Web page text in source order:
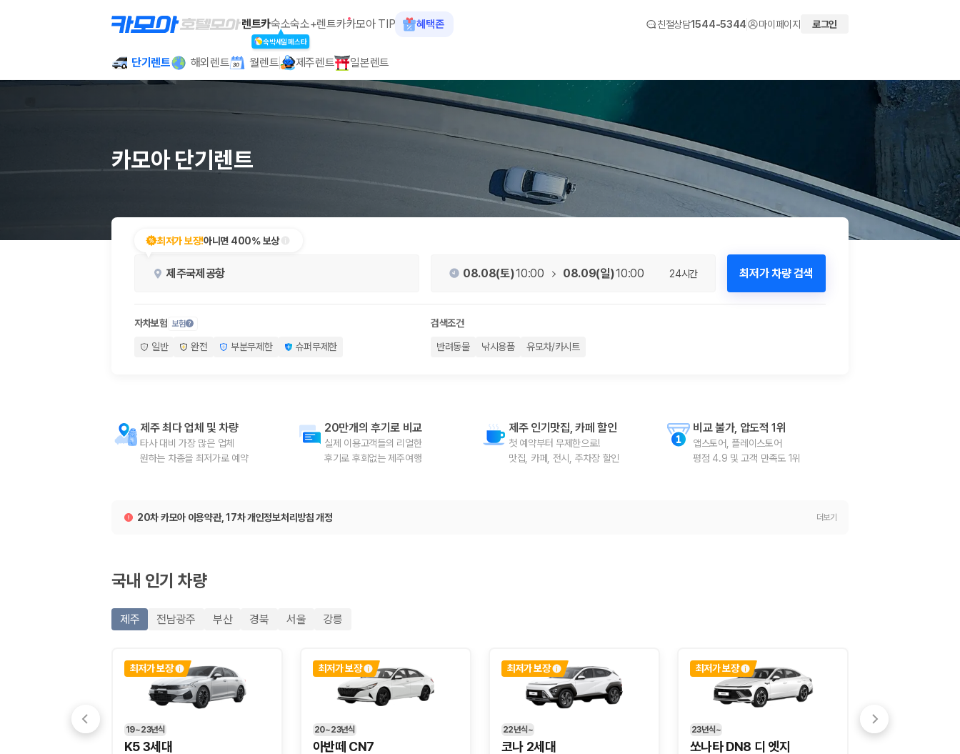
카모아 - 단기 렌트카ㅣ월렌트ㅣ해외 렌트카
2000만 이용고객이 선택한 제주 렌트카 가격비교 플랫폼
제주렌트카 가격비교는 카모아에서 한 번에
제주도 렌트카는 업체마다 차량 가격, 보험 조건, 면책금, 보상 한도, 인수 장소, 취소 규정이 다릅니다. 카모아는 여러 제주 렌트카 업체의 조건을 한 화면에서 비교해 사용자가 자신의 일정과 예산에 맞는 차량을 선택할 수 있도
경차, 소형, 준중형, 중형, SUV, 승합차 등 여행 인원에 맞는 차종별 가격을 비교합니다.
셔틀 이동, 인수 위치, 반납 편의성을 함께 확인합니다.
제주 렌트카를 찾을 때 꼭 비교해야 하는 기준
1. 단순 최저가가 아니라 실제 결제 조건을 비교하세요
2. 보험 조건은 가격만큼 중요합니다
제주도 렌트카 차종별 가격비교
혼자 또는 2인 여행에 적합하며 제주 렌트카 최저가를 찾는 사용자가 가장 먼저 비교하는 차종입니다.
커플·친구 여행에서 많이 선택되며 가격과 승차감의 균형이 좋은 차종입니다.
가족 여행, 짐이 많은 여행, 장거리 이동에 적합하며 보험 조건과 차량 연식을 함께 비교하는 것이 좋습니다.
렌트카숙소
숙박세일페스타
숙소+렌트카카모아 TIP 혜택존 친절상담1544-5344 마이페이지 로그인
단기렌트 해외렌트 월렌트 제주렌트 일본렌트
카모아 단기렌트
최저가 보장!아니면 400% 보상
제주국제공항 08.08(토)10:00 08.09(일)10:00 24시간
자차보험 보험
일반 완전 부분무제한 슈퍼무제한
검색조건
반려동물 낚시용품 유모차/카시트
최저가 차량 검색
제주 최다 업체 및 차량
타사 대비 가장 많은 업체
원하는 차종을 최저가로 예약
20만개의 후기로 비교
실제 이용고객들의 리얼한
후기로 후회없는 제주여행
제주 인기맛집, 카페 할인
첫 예약부터 무제한으로!
맛집, 카페, 전시, 주차장 할인
비교 불가, 압도적 1위
앱스토어, 플레이스토어
평점 4.9 및 고객 만족도 1위
20차 카모아 이용약관, 17차 개인정보처리방침 개정 더보기
국내 인기 차량
제주 전남광주 부산 경북 서울 강릉
최저가 보장
19~23년식
K5 3세대
최저가 보장
20~23년식
아반떼 CN7
최저가 보장
22년식~
코나 2세대
최저가 보장
23년식~
쏘나타 DN8 디 엣지
21년식~